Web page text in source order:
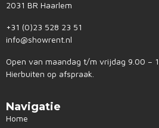
2031 BR Haarlem
+31 (0)23 528 23 51
info@showrent.nl
Open van maandag t/m vrijdag 9.00 –
Hierbuiten op afspraak.
Navigatie
Home